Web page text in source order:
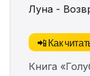
Луна -
📲 Как
Книга